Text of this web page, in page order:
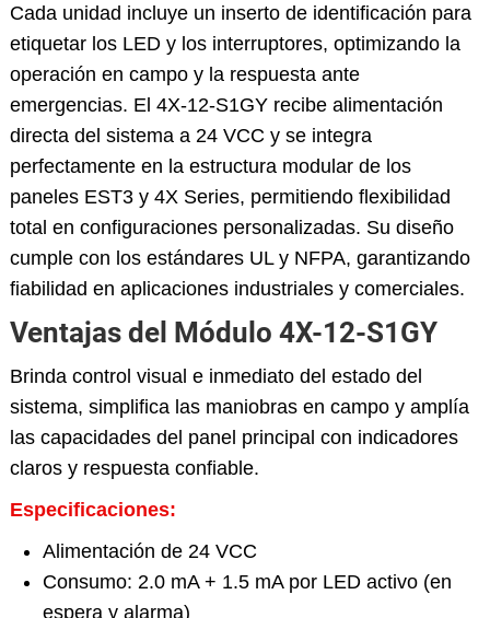
Cada unidad incluye un inserto de identificación para
etiquetar los LED y los interruptores, optimizando la
operación en campo y la respuesta ante
emergencias. El 4X-12-S1GY recibe alimentación
directa del sistema a 24 VCC y se integra
perfectamente en la estructura modular de los
paneles EST3 y 4X Series, permitiendo flexibilidad
total en configuraciones personalizadas. Su diseño
cumple con los estándares UL y NFPA, garantizando
fiabilidad en aplicaciones industriales y comerciales.
Ventajas del Módulo 4X-12-S1GY
Brinda control visual e inmediato del estado del
sistema, simplifica las maniobras en campo y amplía
las capacidades del panel principal con indicadores
claros y respuesta confiable.
Especificaciones:
Alimentación de 24 VCC
Consumo: 2.0 mA + 1.5 mA por LED activo (en
espera y alarma)